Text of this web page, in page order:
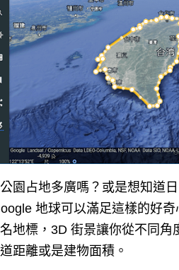
園占地多廣嗎？或是想知道
地球可以滿足這樣的好
地標，3D 街景讓你從不同角
距離或是建物面積。